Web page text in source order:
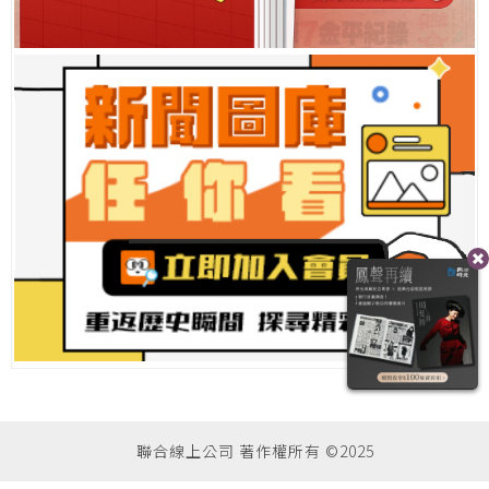
聯合線上公司 著作權所有 ©2025